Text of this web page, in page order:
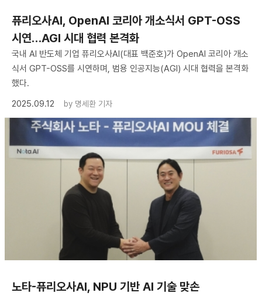
퓨리오사AI, OpenAI 코리아 개소식서 GPT-OSS
시연…AGI 시대 협력 본격화
국내 AI 반도체 기업 퓨리오사AI(대표 백준호)가 OpenAI 코리아 개소
식서 GPT-OSS를 시연하며, 범용 인공지능(AGI) 시대 협력을 본격화
했다.
2025.09.12
by 명세환 기자
노타-퓨리오사AI, NPU 기반 AI 기술 맞손